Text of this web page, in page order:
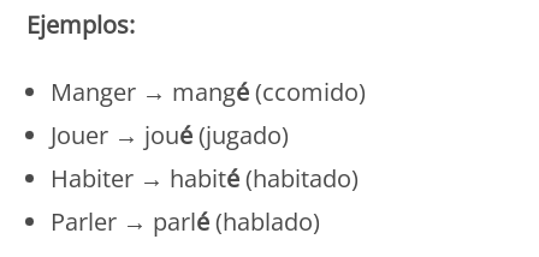
Ejemplos:
Manger → mangé(ccomido)
Jouer → joué(jugado)
Habiter → habité(habitado)
Parler → parlé(hablado)